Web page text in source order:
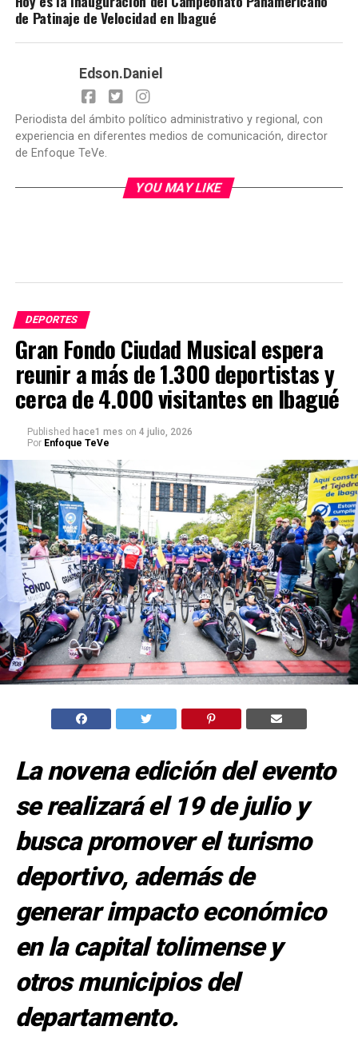
de Patinaje de Velocidad en Ibagué
Edson.Daniel
Periodista del ámbito político administrativo y regional, con
experiencia en diferentes medios de comunicación, director
de Enfoque TeVe.
YOU MAY LIKE
DEPORTES
Gran Fondo Ciudad Musical espera
reunir a más de 1.300 deportistas y
cerca de 4.000 visitantes en Ibagué
Published hace1 mes on 4 julio, 2026
Por Enfoque TeVe
La novena edición del evento
se realizará el 19 de julio y
busca promover el turismo
deportivo, además de
generar impacto económico
en la capital tolimense y
otros municipios del
departamento.